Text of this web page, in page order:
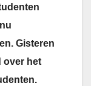
Gisteren
over het